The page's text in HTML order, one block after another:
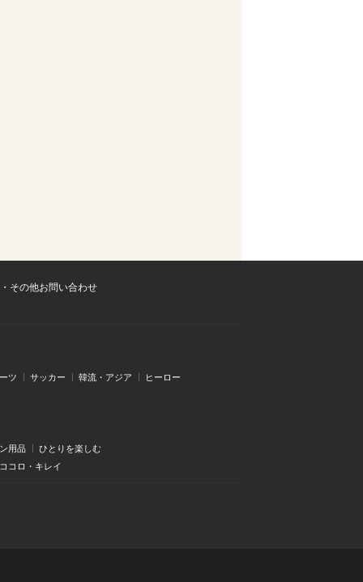
その他お問い合わせ
ツ サッカー 韓流・アジア ヒーロー
用品
ひとりを楽しむ
コロ・キレイ